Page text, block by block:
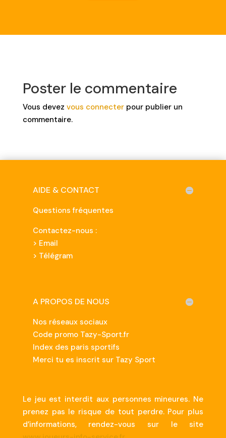
Poster le commentaire
Vous devez vous connecterpour publier un
commentaire.
AIDE & CONTACT
Questions fréquentes
Contactez-nous :
> Email
> Télégram
A PROPOS DE NOUS
Nos réseaux sociaux
Code promo Tazy-Sport.fr
Index des paris sportifs
Merci tu es inscrit sur Tazy Sport
Le jeu est interdit aux personnes mineures. Ne
prenez pas le risque de tout perdre. Pour plus
d’informations, rendez-vous sur le site